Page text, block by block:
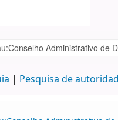
Pesquisa de